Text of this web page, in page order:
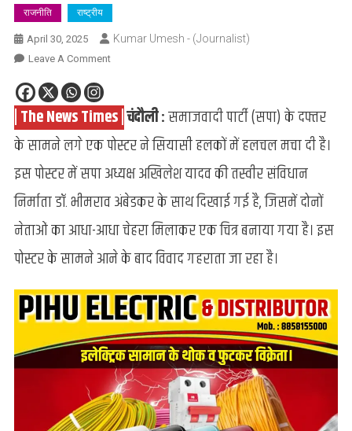
राजनीति राष्ट्रीय
April 30, 2025 Kumar Umesh - (Journalist)
Leave A CommentOn
अखिलेश
यादव
के
पोस्टर
सियासी
संग्राम,
बीजेपी
ने
बाबा
साहेब
अपमान
| The News Times | चंदौली :समाजवादी पार्टी (सपा) के दफ्तर
के सामने लगे एक पोस्टर ने सियासी हलकों में हलचल मचा दी है।
इस पोस्टर में सपा अध्यक्ष अखिलेश यादव की तस्वीर संविधान
निर्माता डॉ. भीमराव अंबेडकर के साथ दिखाई गई है, जिसमें दोनों
नेताओं का आधा-आधा चेहरा मिलाकर एक चित्र बनाया गया है। इस
पोस्टर के सामने आने के बाद विवाद गहराता जा रहा है।